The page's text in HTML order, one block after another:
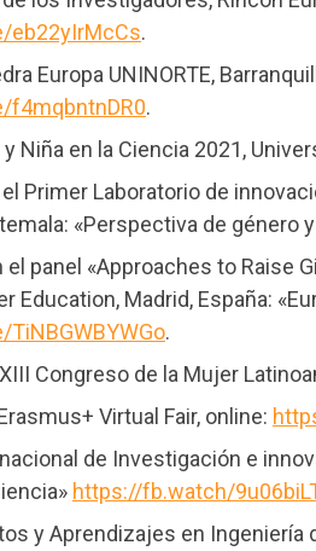
eb22yIrMcCs.
Europa UNINORTE,
f4mqbntnDR0.
Niña en la Ciencia 2021,
Primer Laboratorio de
«Perspectiva de género
panel «Approaches to Raise
Education, Madrid, España:
.
Congreso de la Mujer
Virtual Fair, online:
de Investigación e
https://fb.watch/
y Aprendizajes en